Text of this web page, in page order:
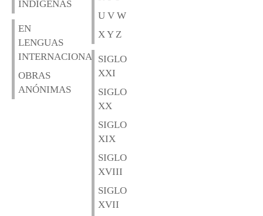
INDÍGENAS
EN
LENGUAS
INTERNACIONALES
OBRAS
ANÓNIMAS
U V W
X Y Z
SIGLO
XXI
SIGLO
XX
SIGLO
XIX
SIGLO
XVIII
SIGLO
XVII